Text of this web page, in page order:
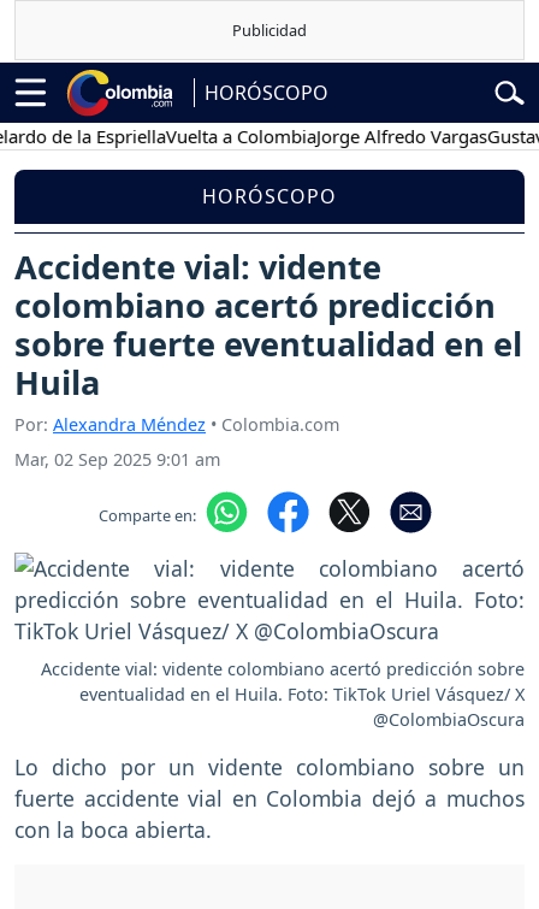
HORÓSCOPO
la EspriellaVuelta a ColombiaJorge Alfredo VargasGustavo
HORÓSCOPO
Accidente vial: vidente
colombiano acertó predicción
sobre fuerte eventualidad en el
Huila
Por: Alexandra Méndez • Colombia.com
Mar, 02 Sep 2025 9:01 am
Comparte en:
Accidente vial: vidente colombiano acertó predicción sobre
eventualidad en el Huila. Foto: TikTok Uriel Vásquez/ X
@ColombiaOscura
Lo dicho por un vidente colombiano sobre un
fuerte accidente vial en Colombia dejó a muchos
con la boca abierta.